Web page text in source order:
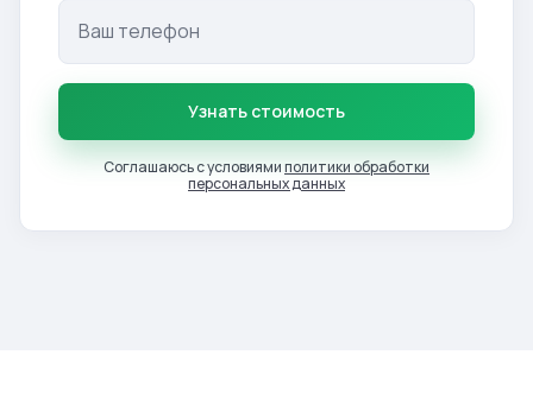
Узнать стоимость
Соглашаюсь с условиямиполитики обработки
персональных данных